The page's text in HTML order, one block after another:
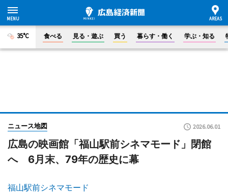
35°C 食べる 見る・遊ぶ 買う 暮らす・働く 学ぶ・知る
ニュース地図 2026.06.01
広島の映画館「福山駅前シネマモード」閉館
へ 6月末、79年の歴史に幕
福山駅前シネマモード